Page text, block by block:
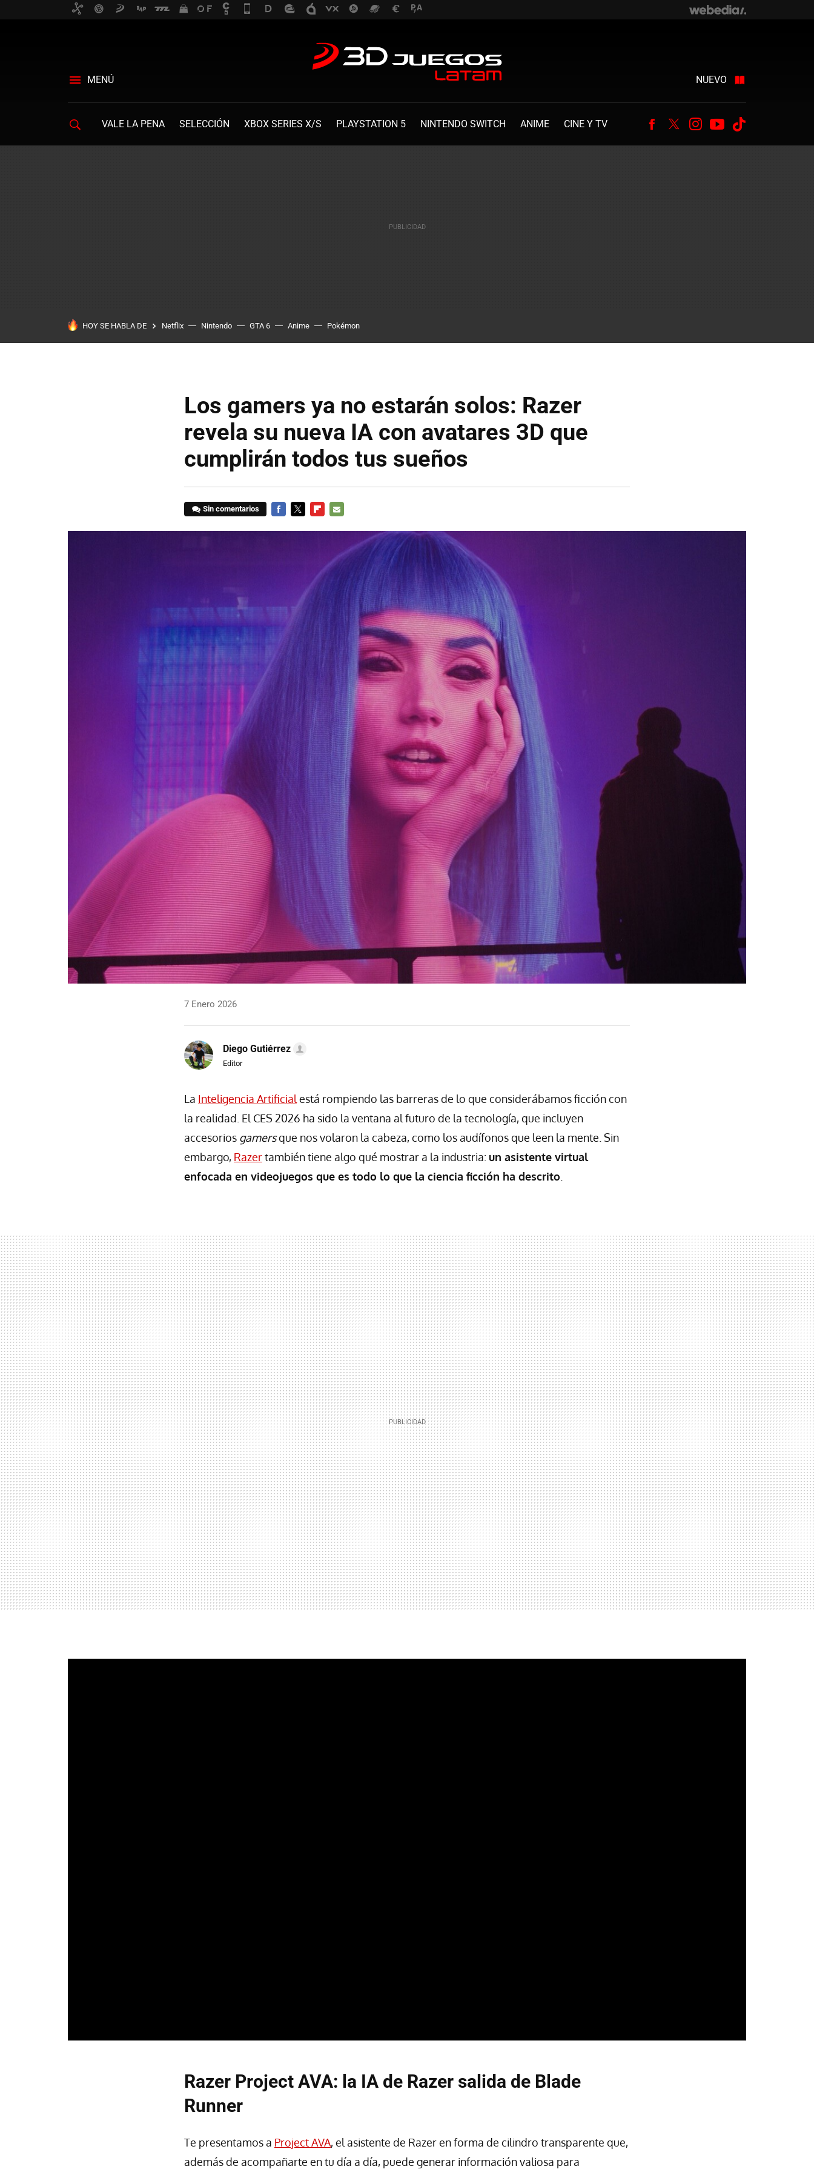
MENÚ NUEVO
VALE LA PENA SELECCIÓN XBOX SERIES X/S PLAYSTATION 5 NINTENDO SWITCH ANIME CINE Y TV Facebook
TwitterInstagram
Youtube
HOY SE HABLA DE Netflix Nintendo GTA 6 Anime Pokémon
Los gamers ya no estarán solos: Razer
revela su nueva IA con avatares 3D que
cumplirán todos tus sueños
Sin comentarios
7 Enero 2026
Diego Gutiérrez
Editor
La Inteligencia Artificial está rompiendo las barreras de lo que considerábamos ficción con
la realidad. El CES 2026 ha sido la ventana al futuro de la tecnología, que incluyen
accesorios gamersque nos volaron la cabeza, como los audífonos que leen la mente. Sin
embargo, Razertambién tiene algo qué mostrar a la industria: un asistente virtual
enfocada en videojuegos que es todo lo que la ciencia ficción ha descrito
Razer Project AVA: la IA de Razer salida de Blade
Runner
Te presentamos a Project AVA, el asistente de Razer en forma de cilindro transparente que,
además de acompañarte en tu día a día, puede generar información valiosa para